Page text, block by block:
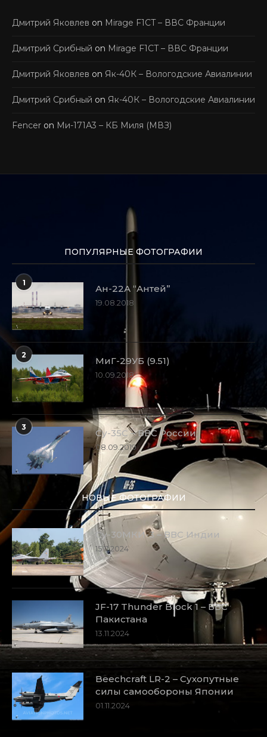
Дмитрий Яковлев on Mirage F1CT – ВВС Франции
Дмитрий Срибный on Mirage F1CT – ВВС Франции
Дмитрий Яковлев on Як-40К – Вологодские Авиалинии
Дмитрий Срибный on Як-40К – Вологодские Авиалинии
Fencer on Ми-171А3 – КБ Миля (МВЗ)
ПОПУЛЯРНЫЕ ФОТОГРАФИИ
1
Ан-22А “Антей”
19.08.2018
2
МиГ-29УБ (9.51)
10.09.2018
3
Су-35С – ВВС России
08.09.2019
НОВЫЕ ФОТОГРАФИИ
Су-30МКИ-3 – ВВС Индии
15.11.2024
JF-17 Thunder Block 1 – ВВС
Пакистана
13.11.2024
Beechcraft LR-2 – Сухопутные
силы самообороны Японии
01.11.2024